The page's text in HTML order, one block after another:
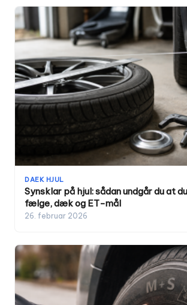
DAEK HJUL
Synsklar på hjul: sådan undgår du at
fælge, dæk og ET-mål
26. februar 2026